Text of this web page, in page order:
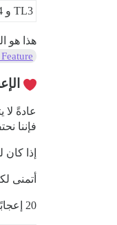
TL3 و TL4
هذا هو
عادةً
فإننا
إذا
أتمنى
20 إعجابًا